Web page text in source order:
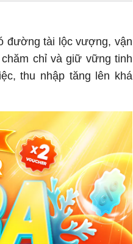
đường tài lộc vượng, vận
chỉ và giữ vững tinh
thu nhập tăng lên khá